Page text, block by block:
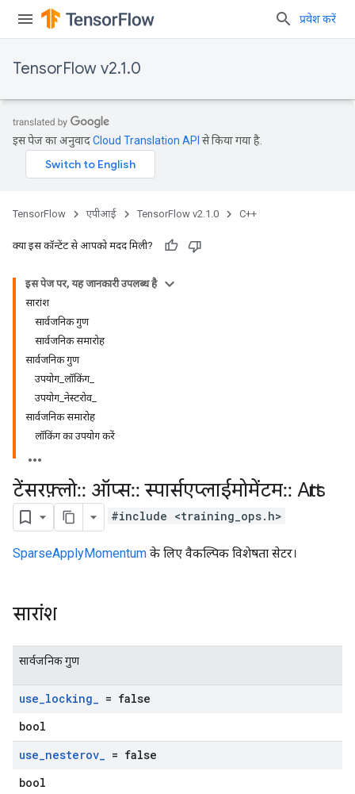
प्रवेश करें
TensorFlow v2.1.0
इस पेज का अनुवादCloud Translation API से किया गया है.
TensorFlow एपीआई TensorFlow v2.1.0 C++
क्या इस कॉन्टेंट से आपको मदद मिली?
इस पेज पर, यह जानकारी उपलब्ध है
सारांश
सार्वजनिक गुण
सार्वजनिक समारोह
सार्वजनिक गुण
उपयोग_लॉकिंग_
उपयोग_नेस्टरोव_
सार्वजनिक समारोह
लॉकिंग का उपयोग करें
टेंसरफ़्लो:: ऑप्स:: स्पार्सएप्लाईमोमेंटम:: Attrs
#include <training_ops.h>
SparseApplyMomentum के लिए वैकल्पिक विशेषता सेटर।
सारांश
सार्वजनिक गुण
use_locking_ = false
bool
use_nesterov_ = false
bool